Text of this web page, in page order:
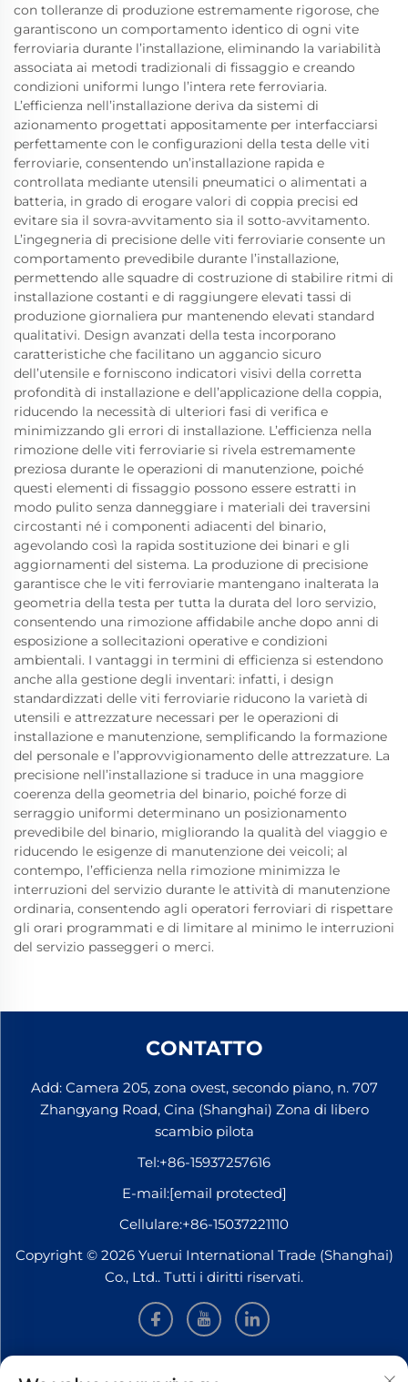
con tolleranze di produzione estremamente rigorose, che
garantiscono un comportamento identico di ogni vite
ferroviaria durante l’installazione, eliminando la variabilità
associata ai metodi tradizionali di fissaggio e creando
condizioni uniformi lungo l’intera rete ferroviaria.
L’efficienza nell’installazione deriva da sistemi di
azionamento progettati appositamente per interfacciarsi
perfettamente con le configurazioni della testa delle viti
ferroviarie, consentendo un’installazione rapida e
controllata mediante utensili pneumatici o alimentati a
batteria, in grado di erogare valori di coppia precisi ed
evitare sia il sovra-avvitamento sia il sotto-avvitamento.
L’ingegneria di precisione delle viti ferroviarie consente un
comportamento prevedibile durante l’installazione,
permettendo alle squadre di costruzione di stabilire ritmi di
installazione costanti e di raggiungere elevati tassi di
produzione giornaliera pur mantenendo elevati standard
qualitativi. Design avanzati della testa incorporano
caratteristiche che facilitano un aggancio sicuro
dell’utensile e forniscono indicatori visivi della corretta
profondità di installazione e dell’applicazione della coppia,
riducendo la necessità di ulteriori fasi di verifica e
minimizzando gli errori di installazione. L’efficienza nella
rimozione delle viti ferroviarie si rivela estremamente
preziosa durante le operazioni di manutenzione, poiché
questi elementi di fissaggio possono essere estratti in
modo pulito senza danneggiare i materiali dei traversini
circostanti né i componenti adiacenti del binario,
agevolando così la rapida sostituzione dei binari e gli
aggiornamenti del sistema. La produzione di precisione
garantisce che le viti ferroviarie mantengano inalterata la
geometria della testa per tutta la durata del loro servizio,
consentendo una rimozione affidabile anche dopo anni di
esposizione a sollecitazioni operative e condizioni
ambientali. I vantaggi in termini di efficienza si estendono
anche alla gestione degli inventari: infatti, i design
standardizzati delle viti ferroviarie riducono la varietà di
utensili e attrezzature necessari per le operazioni di
installazione e manutenzione, semplificando la formazione
del personale e l’approvvigionamento delle attrezzature. La
precisione nell’installazione si traduce in una maggiore
coerenza della geometria del binario, poiché forze di
serraggio uniformi determinano un posizionamento
prevedibile del binario, migliorando la qualità del viaggio e
riducendo le esigenze di manutenzione dei veicoli; al
contempo, l’efficienza nella rimozione minimizza le
interruzioni del servizio durante le attività di manutenzione
ordinaria, consentendo agli operatori ferroviari di rispettare
gli orari programmati e di limitare al minimo le interruzioni
del servizio passeggeri o merci.
CONTATTO
Add: Camera 205, zona ovest, secondo piano, n. 707
Zhangyang Road, Cina (Shanghai) Zona di libero
scambio pilota
Tel:+86-15937257616
E-mail:[email protected]
Cellulare:+86-15037221110
Copyright © 2026 Yuerui International Trade (Shanghai)
Co., Ltd.. Tutti i diritti riservati.
INFORMAZIONI